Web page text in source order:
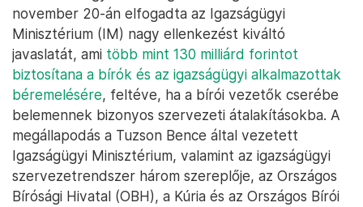
november 20-án elfogadta az Igazságügyi
Minisztérium (IM) nagy ellenkezést kiváltó
javaslatát, ami több mint 130 milliárd forintot
biztosítana a bírók és az igazságügyi alkalmazottak
béremelésére, feltéve, ha a bírói vezetők cserébe
belemennek bizonyos szervezeti átalakításokba. A
megállapodás a Tuzson Bence által vezetett
Igazságügyi Minisztérium, valamint az igazságügyi
szervezetrendszer három szereplője, az Országos
Bírósági Hivatal (OBH), a Kúria és az Országos Bírói